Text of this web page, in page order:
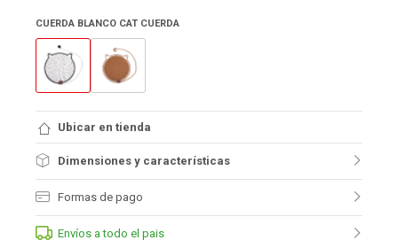
CUERDA BLANCO CAT CUERDA
Ubicar en tienda
Dimensiones y características
Formas de pago
Envíos a todo el pais